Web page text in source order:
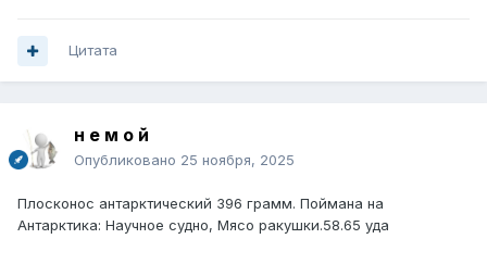
Цитата
н е м о й
Опубликовано 25 ноября, 2025
Плосконос антарктический 396 грамм. Поймана на
Антарктика: Научное судно, Мясо ракушки.58.65 уда